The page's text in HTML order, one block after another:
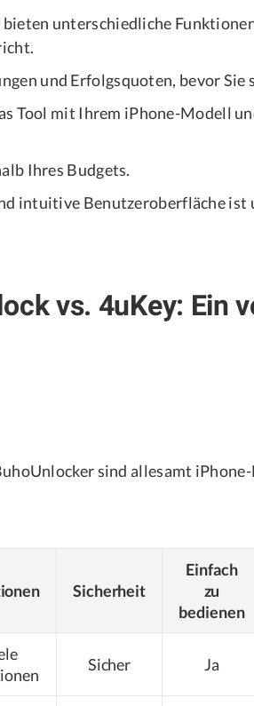
unterschiedliche
und Erfolgsquoten, bevor Sie
Tool mit Ihrem iPhone-Modell
Ihres Budgets.
intuitive Benutzeroberfläche ist
vs. 4uKey: Ein
sind allesamt
Sicherheit
Einfach
zu
bedienen
Sicher Ja